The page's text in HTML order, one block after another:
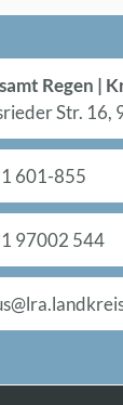
Re­gen |
Str. 16,
601-855
97002 544